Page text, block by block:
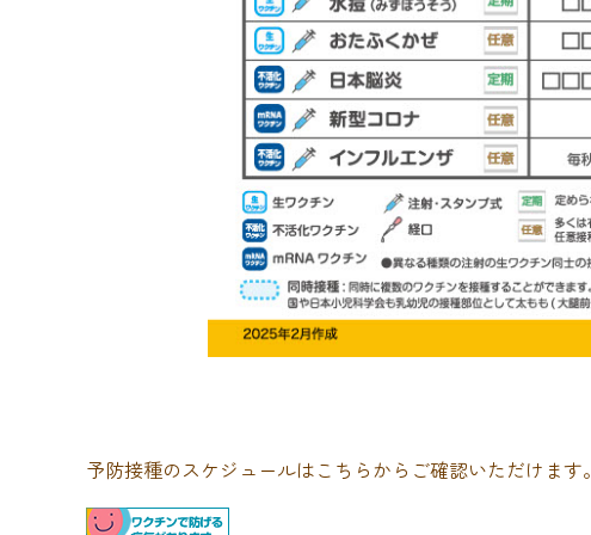
予防接種のスケジュールはこちらからご確認いただけます。